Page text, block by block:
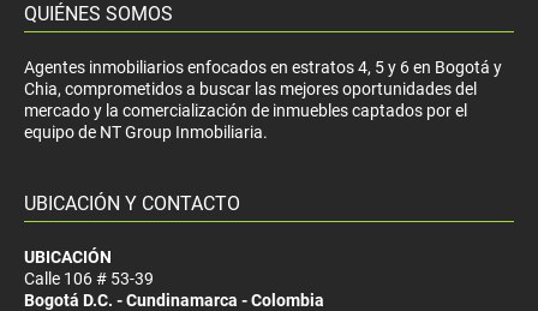
QUIÉNES SOMOS
Agentes inmobiliarios enfocados en estratos 4, 5 y 6 en Bogotá y
Chia, comprometidos a buscar las mejores oportunidades del
mercado y la comercialización de inmuebles captados por el
equipo de NT Group Inmobiliaria.
UBICACIÓN Y CONTACTO
UBICACIÓN
Calle 106 # 53-39
Bogotá D.C. - Cundinamarca - Colombia